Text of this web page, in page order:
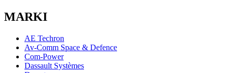
MARKI
AE Techron
Av-Comm Space & Defence
Com-Power
Dassault Systèmes